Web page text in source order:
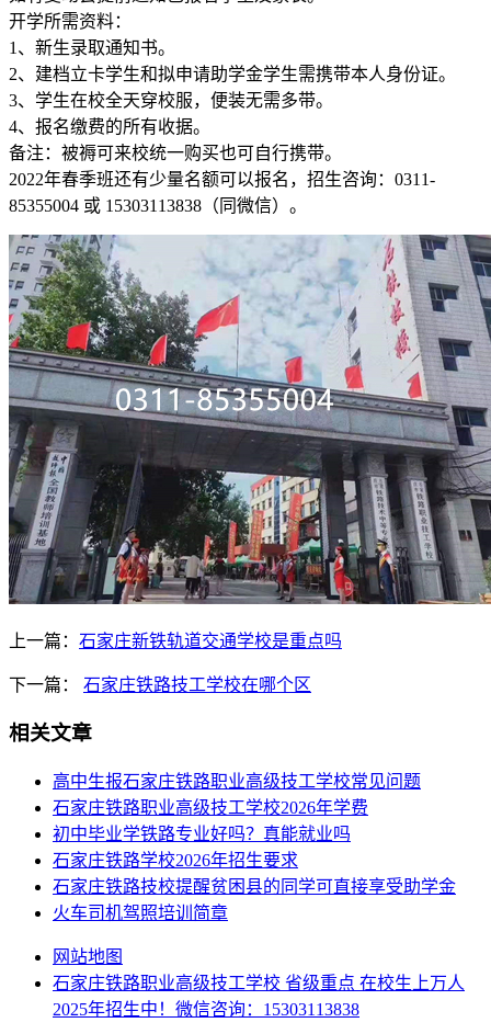
开学所需资料：
1、新生录取通知书。
2、建档立卡学生和拟申请助学金学生需携带本人身份证。
3、学生在校全天穿校服，便装无需多带。
4、报名缴费的所有收据。
备注：被褥可来校统一购买也可自行携带。
2022年春季班还有少量名额可以报名，招生咨询：0311-
85355004 或 15303113838（同微信）。
上一篇： 石家庄新铁轨道交通学校是重点吗
下一篇： 石家庄铁路技工学校在哪个区
相关文章
高中生报石家庄铁路职业高级技工学校常见问题
石家庄铁路职业高级技工学校2026年学费
初中毕业学铁路专业好吗？真能就业吗
石家庄铁路学校2026年招生要求
石家庄铁路技校提醒贫困县的同学可直接享受助学金
火车司机驾照培训简章
网站地图
石家庄铁路职业高级技工学校 省级重点 在校生上万人
2025年招生中！微信咨询：15303113838